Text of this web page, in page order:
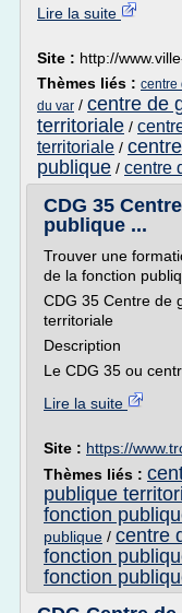
Lire la suite
Site : http://
Thèmes liés : centre
du var / centre de
territoriale /
territoriale /
publique / centre
CDG 35
publique ...
Trouver une
de la fonction
CDG 35 Centre de
territoriale
Description
Le CDG 35 ou
Lire la suite
Site : https://
Thèmes liés :
publique
fonction
publique / centre
fonction
fonction